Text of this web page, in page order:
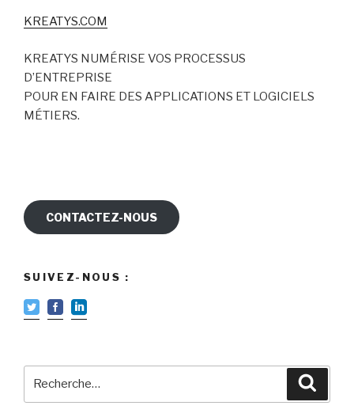
KREATYS.COM
KREATYS NUMÉRISE VOS PROCESSUS
D’ENTREPRISE
POUR EN FAIRE DES APPLICATIONS ET LOGICIELS
MÉTIERS.
CONTACTEZ-NOUS
SUIVEZ-NOUS :